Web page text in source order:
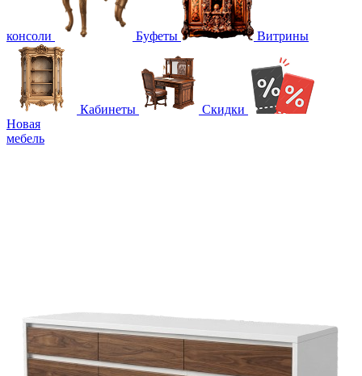
консоли Буфеты Витрины
Кабинеты
Скидки
Новая
мебель